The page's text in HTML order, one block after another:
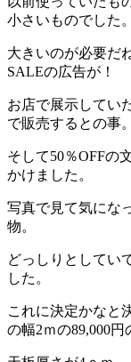
小さいものでした。
大きいのが必要だ
SALEの広告が！
お店で展示してい
で販売するとの事。
そして50％OFFの
かけました。
写真で見て気にな
物。
どっしりとしてい
した。
これに決定かなと
の幅2ｍの89,000円